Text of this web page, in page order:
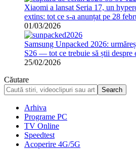
Xiaomi a lansat Seria 17, un
extins: tot ce s-a anunțat pe 28
01/03/2026
Samsung Unpacked 2026:
S26 — tot ce trebuie să știi despre
25/02/2026
Căutare
Arhiva
Programe PC
TV Online
Speedtest
Acoperire 4G/5G